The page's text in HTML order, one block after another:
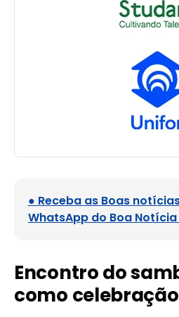
● Receba as Boas
WhatsApp do Boa Notícia
Encontro do
como